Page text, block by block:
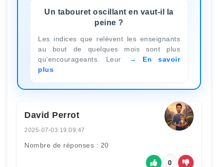
Un tabouret oscillant en vaut-il la
peine ?
Les indices que relèvent les enseignants
au bout de quelques mois sont plus
qu’encourageants. Leur
En savoir
plus
David Perrot
2025-07-03 19:09:47
Nombre de réponses : 20
0